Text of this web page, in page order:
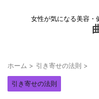
女性が気になる美容・
ホーム > 引き寄せの法則 >
引き寄せの法則